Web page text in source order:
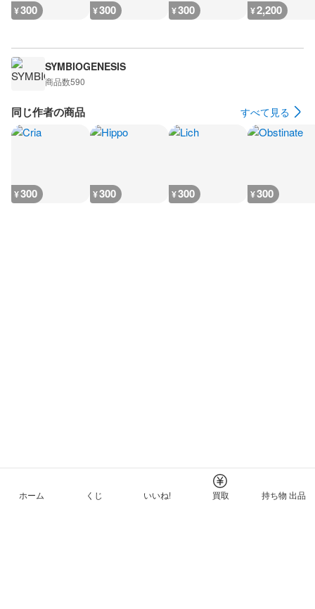
¥300 ¥300 ¥300 ¥2,200
SYMBIOGENESIS
商品数590
同じ作者の商品 すべて見る
¥300 ¥300 ¥300 ¥300
ホーム くじ いいね! 買取 持ち物 出品